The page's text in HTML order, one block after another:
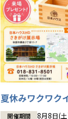
夏休みワクワク
開催期間 8月8日(土